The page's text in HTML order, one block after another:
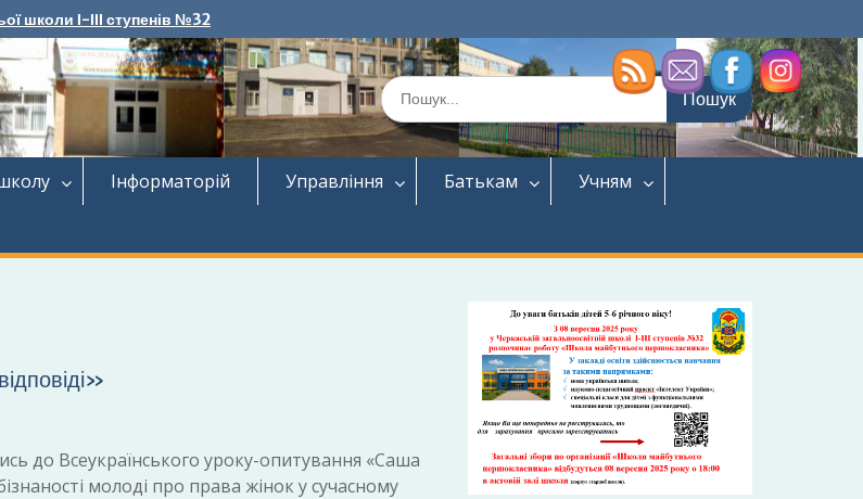
школи І-ІІІ ступенів №32
Шукати:
Інформаторій Управління Батькам
Учням
до Всеукраїнського уроку-опитування «Саша
молоді про права жінок у сучасному